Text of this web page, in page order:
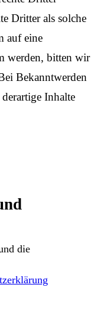
Dritter als solche
auf eine
werden, bitten wir
Bekanntwerden
Inhalte
die